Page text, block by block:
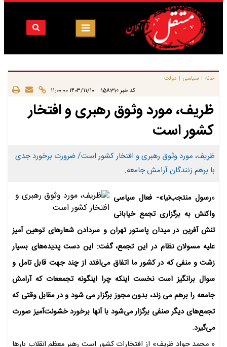
خانه | سیاسی | دولت
کد خبر 158310 ۱۴۰۳/۱۱/۱۰ ۱۱:۰۰:۰۰
ظریف، مورد وثوق رهبری و افتخار
کشور است
ظریف، مورد وثوق رهبری و افتخار کشور است/ ضرورت برخورد جدی
با برهم زنندگان آرامش جامعه.
«رسول منتجب‌نیا»- فعال سیاسی
واکنش به برگزاری تجمع خیابانی
تنش آفرین در میدان پاستور تهران و سردادن شعارهای توهین آمیز
علیه مسولان نظام در این تجمع، گفت: این دست پدیده‌های بسیار
زشت و منفی که در کشور ما اتفاق می‌افتد از چند جهت قابل تامل و
سوال برانگیز است نخست اینکه چرا اینگونه تجمععات که آرامش
جامعه را برهم می زند، بدون مجوز برگزار می شود و در مقابل وقتی که
تجمع‌های دیگر صنفی برگزار می‌شود با آنها برخورد خشونت‌آمیز صورت
می‌گیرد.
« محمد جواد ظریف» از افتخارات کشور است رهبر معظم انقلاب بارها